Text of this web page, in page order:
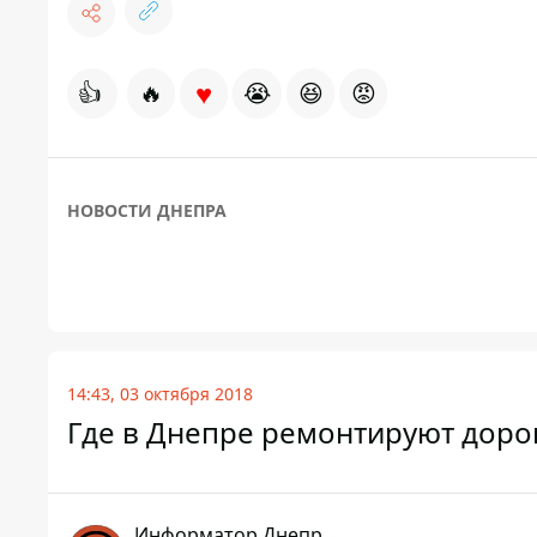
👍 🔥 ♥ 😭 😆 😡
НОВОСТИ ДНЕПРА
14:43, 03 октября 2018
Где в Днепре ремонтируют